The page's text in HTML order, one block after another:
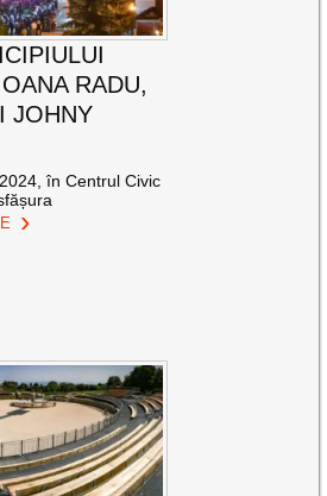
RADU,
JOHNY
în Centrul Civic